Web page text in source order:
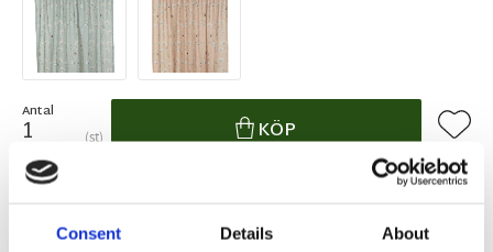
Consent Details About
Antal
st KÖP Lägg
Fondaco